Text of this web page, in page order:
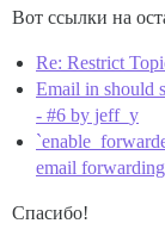
Вот ссылки на
Re: Restrict
Email in should
- #6 by jeff_y
email
Спасибо!